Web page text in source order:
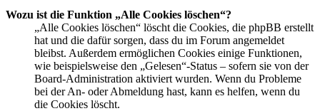
Wozu ist die Funktion „Alle Cookies löschen“?
„Alle Cookies löschen“ löscht die Cookies, die phpBB erstellt
hat und die dafür sorgen, dass du im Forum angemeldet
bleibst. Außerdem ermöglichen Cookies einige Funktionen,
wie beispielsweise den „Gelesen“-Status – sofern sie von der
Board-Administration aktiviert wurden. Wenn du Probleme
bei der An- oder Abmeldung hast, kann es helfen, wenn du
die Cookies löscht.